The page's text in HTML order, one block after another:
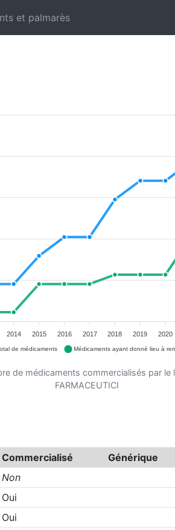
et palmarès
2014 2015 2016 2017 2018 2019 2020
de médicaments Médicaments ayant donné lieu à
de médicaments commercialisés par le
FARMACEUTICI
Commercialisé Générique
Non
Oui
Oui